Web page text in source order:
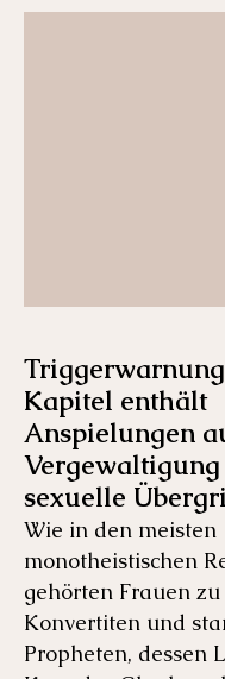
Kapitel enthält
Anspielungen
sexuelle
Wie in den meisten
monotheistischen
gehörten Frauen
Konvertiten und
Propheten, dessen